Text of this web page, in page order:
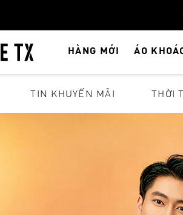
HÀNG MỚI ÁO
TIN KHUYẾN MÃI THỜI